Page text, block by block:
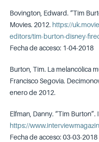
Bovington, Edward. “Tim
Movies. 2012. https://
editors/tim-burton-disney-
Fecha de acceso: 1-04-2018
Burton, Tim. La melancólica
Francisco Segovia.
enero de 2012.
Elfman, Danny. “Tim
https://
Fecha de acceso: 03-03-2018